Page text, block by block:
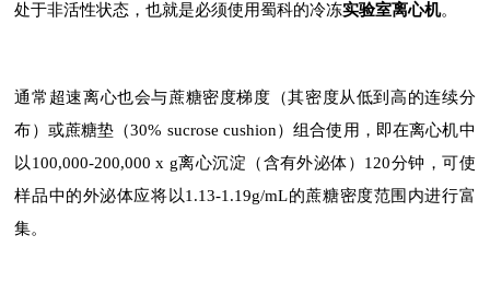
处于非活性状态，也就是必须使用蜀科的冷冻实验室离心机。
通常超速离心也会与蔗糖密度梯度（其密度从低到高的连续分
布）或蔗糖垫（30% sucrose cushion）组合使用，即在离心机中
以100,000-200,000 x g离心沉淀（含有外泌体）120分钟，可使
样品中的外泌体应将以1.13-1.19g/mL的蔗糖密度范围内进行富
集。